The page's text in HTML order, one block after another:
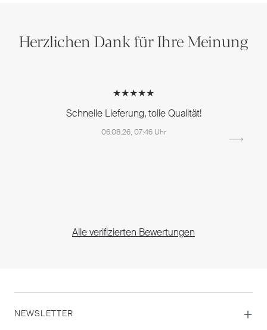
Herzlichen Dank für Ihre Meinung
★★★★★
Schnelle Lieferung, tolle Qualität!
06.08.26, 07:46 Uhr
Alle verifizierten Bewertungen
NEWSLETTER